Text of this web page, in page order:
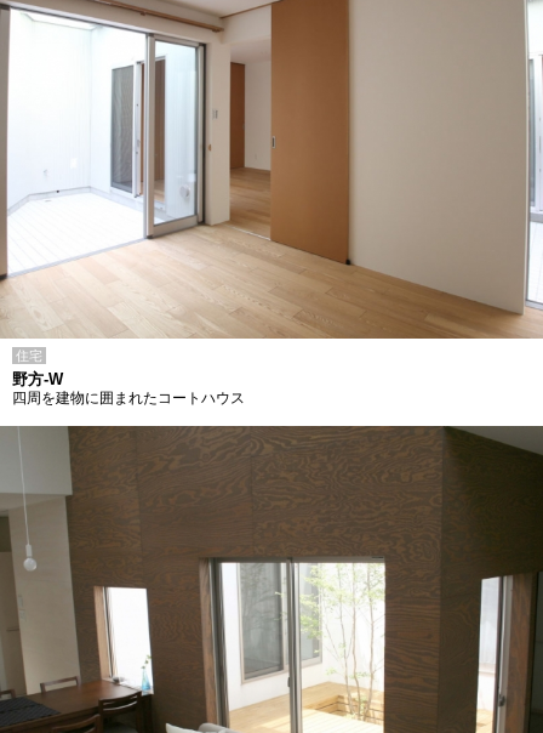
住宅
野方-W
四周を建物に囲まれたコートハウス